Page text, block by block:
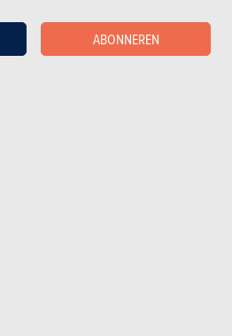
ABONNEREN
Bekijk de fotogalerij